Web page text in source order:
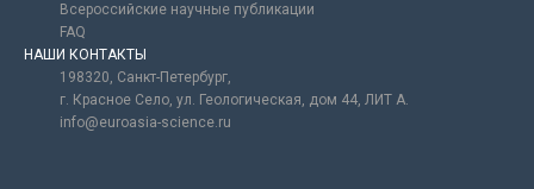
Всероссийские научные публикации
FAQ
НАШИ КОНТАКТЫ
198320, Санкт-Петербург,
г. Красное Село, ул. Геологическая, дом 44, ЛИТ А.
info@euroasia-science.ru